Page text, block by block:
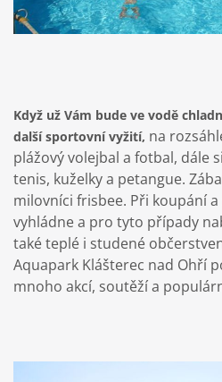
Když už Vám bude ve vodě
další sportovní vyžití, na
plážový volejbal a fotbal, dále
tenis, kuželky a petangue.
milovníci frisbee. Při koupání
vyhládne a pro tyto případy
také teplé i studené
Aquapark Klášterec nad Ohří
mnoho akcí, soutěží a